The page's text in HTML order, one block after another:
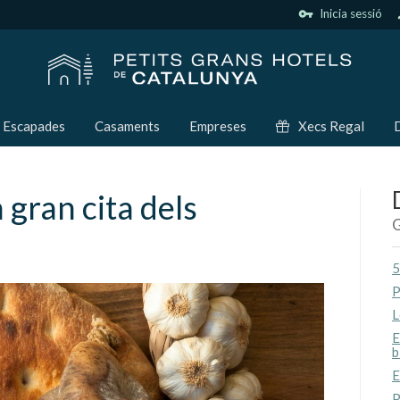
vpn_key Inicia sessió
Escapades Casaments Empreses Xecs Regal
gran cita dels